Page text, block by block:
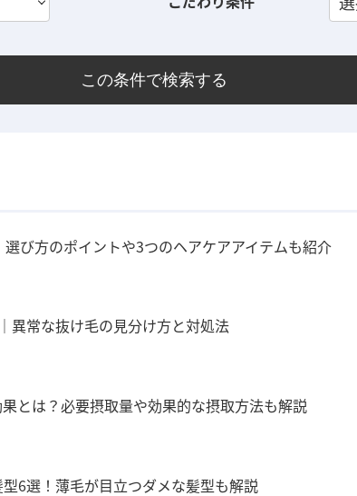
この条件で検索する
選び方のポイントや3つのヘアケアアイテムも紹介
異常な抜け毛の見分け方と対処法
とは？必要摂取量や効果的な摂取方法も解説
6選！薄毛が目立つダメな髪型も解説